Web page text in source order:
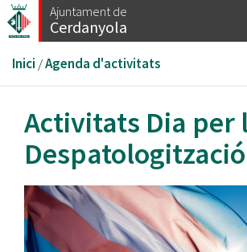
Vés
al
Ajuntament de
Cerdanyola
Esteu
aquí
Inici /Agenda d'activitats
Activitats Dia per